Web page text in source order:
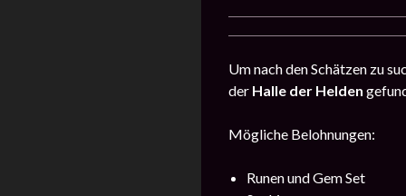
Um nach den Schätzen zu
der Halle der Helden
Mögliche Belohnungen:
Runen und Gem Set